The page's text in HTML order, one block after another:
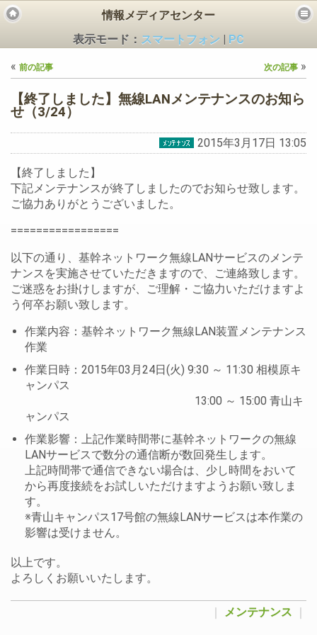
情報メディアセンター
表示モード： スマートフォン
PC
« 前の記事 次の記事 »
【終了しました】無線LANメンテナンスのお知ら
せ（3/24）
2015年3月17日 13:05
【終了しました】
下記メンテナンスが終了しましたのでお知らせ致します。
ご協力ありがとうございました。
=================
以下の通り、基幹ネットワーク無線LANサービスのメンテ
ナンスを実施させていただきますので、ご連絡致します。
ご迷惑をお掛けしますが、ご理解・ご協力いただけますよ
う何卒お願い致します。
作業内容：基幹ネットワーク無線LAN装置メンテナンス
作業
作業日時：2015年03月24日(火) 9:30 ～ 11:30 相模原キ
ャンパス
13:00 ～ 15:00 青山キ
ャンパス
作業影響：上記作業時間帯に基幹ネットワークの無線
LANサービスで数分の通信断が数回発生します。
上記時間帯で通信できない場合は、少し時間をおいて
から再度接続をお試しいただけますようお願い致しま
す。
※青山キャンパス17号館の無線LANサービスは本作業の
影響は受けません。
以上です。
よろしくお願いいたします。
メンテナンス